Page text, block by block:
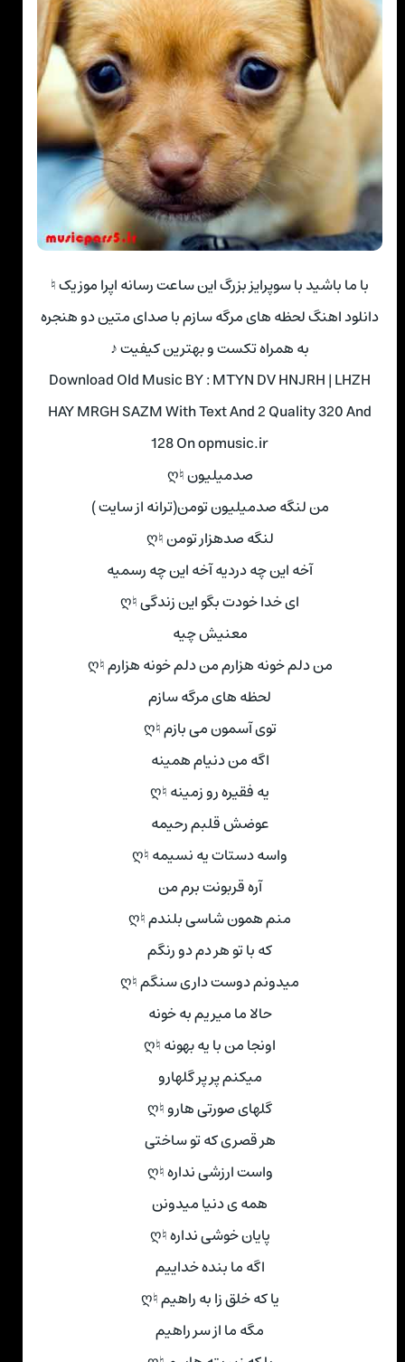
با ما باشید با سوپرایز بزرگ این ساعت رسانه اپرا موزیک ♮
دانلود اهنگ لحظه های مرگه سازم با صدای متین دو هنجره
به همراه تکست و بهترین کیفیت ♪
Download Old Music BY : MTYN DV HNJRH | LHZH
HAY MRGH SAZM With Text And 2 Quality 320 And
128 On opmusic.ir
صدمیلیون ♮ღ
من لنگه صدمیلیون تومن(ترانه از سایت )
لنگه صدهزار تومن ♮ღ
آخه این چه دردیه آخه این چه رسمیه
ای خدا خودت بگو این زندگی ♮ღ
معنیش چیه
من دلم خونه هزارم من دلم خونه هزارم ♮ღ
لحظه های مرگه سازم
توی آسمون می بازم ♮ღ
اگه من دنیام همینه
یه فقیره رو زمینه ♮ღ
عوضش قلبم رحیمه
واسه دستات یه نسیمه ♮ღ
آره قربونت برم من
منم همون شاسی بلندم ♮ღ
که با تو هر دم دو رنگم
میدونم دوست داری سنگم ♮ღ
حالا ما میریم به خونه
اونجا من با یه بهونه ♮ღ
میکنم پر پر گلهارو
گلهای صورتی هارو ♮ღ
هر قصری که تو ساختی
واست ارزشی نداره ♮ღ
همه ی دنیا میدونن
پایان خوشی نداره ♮ღ
اگه ما بنده خداییم
یا که خلق زا به راهیم ♮ღ
مگه ما از سر راهیم